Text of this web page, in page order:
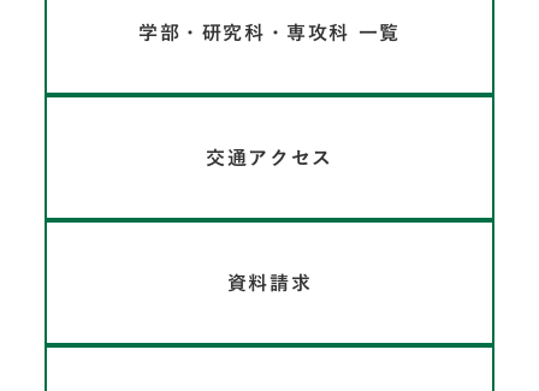
学部・研究科・専攻科 一覧
交通アクセス
資料請求